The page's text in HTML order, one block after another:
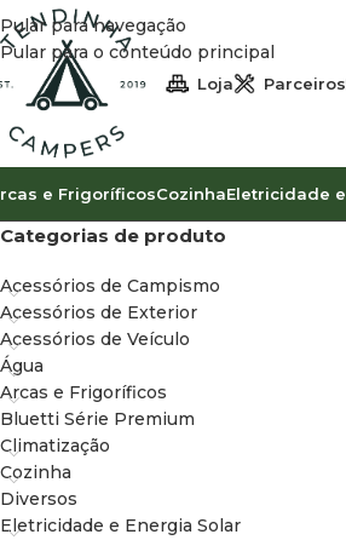
Pular para navegação
Pular para o conteúdo principal
Loja Parceiros
e FrigoríficosCozinhaEletricidade
Categorias de produto
Acessórios de Campismo
Acessórios de Exterior
Acessórios de Veículo
Água
Arcas e Frigoríficos
Bluetti Série Premium
Climatização
Cozinha
Diversos
Eletricidade e Energia Solar